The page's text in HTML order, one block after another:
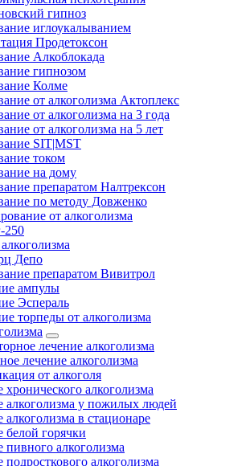
гипноз
иглоукалыванием
Продетоксон
Алкоблокада
гипнозом
Колме
от алкоголизма Актоплекс
от алкоголизма на 3 года
от алкоголизма на 5 лет
SIT|MST
током
на дому
препаратом Налтрексон
по методу Довженко
от алкоголизма
250
Депо
препаратом Вивитрол
ампулы
Эспераль
торпеды от алкоголизма
лечение алкоголизма
лечение алкоголизма
от алкоголя
хронического алкоголизма
алкоголизма у пожилых людей
алкоголизма в стационаре
белой горячки
пивного алкоголизма
подросткового алкоголизма